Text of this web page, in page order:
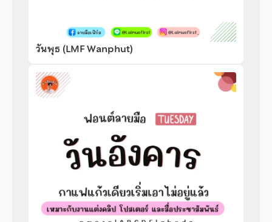
วันพุธ (LMF Wanphut)